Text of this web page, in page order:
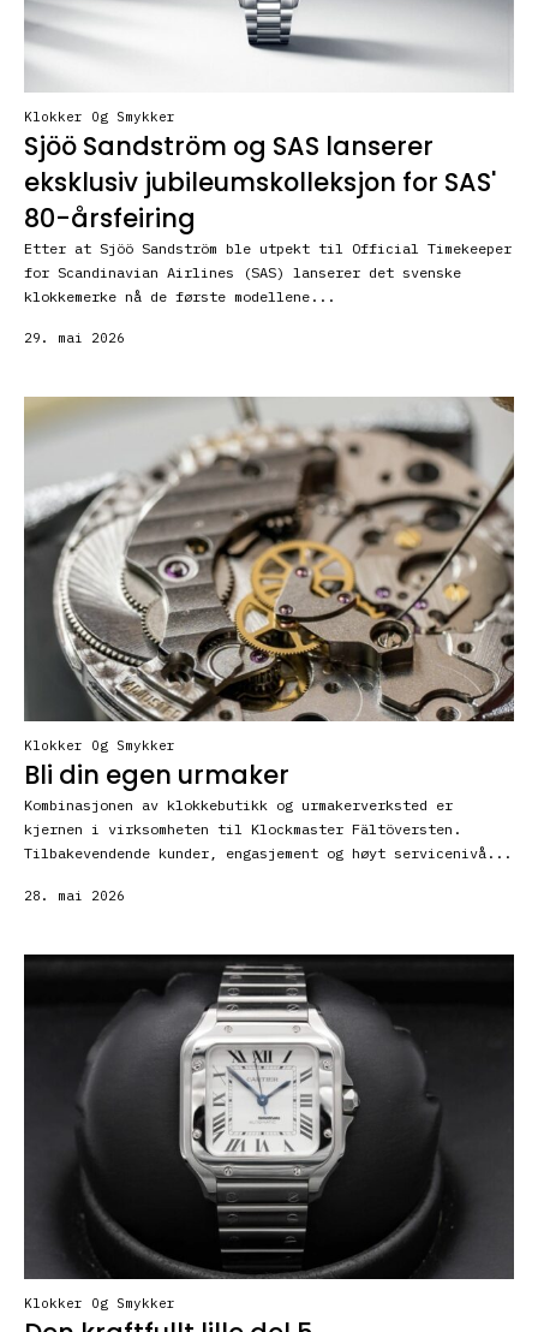
Klokker Og Smykker
Sjöö Sandström og SAS lanserer
eksklusiv jubileumskolleksjon for SAS'
80-årsfeiring
Etter at Sjöö Sandström ble utpekt til Official Timekeeper
for Scandinavian Airlines (SAS) lanserer det svenske
klokkemerke nå de første modellene...
29. mai 2026
Klokker Og Smykker
Bli din egen urmaker
Kombinasjonen av klokkebutikk og urmakerverksted er
kjernen i virksomheten til Klockmaster Fältöversten.
Tilbakevendende kunder, engasjement og høyt servicenivå...
28. mai 2026
Klokker Og Smykker